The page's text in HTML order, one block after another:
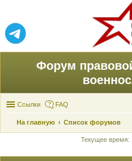
Форум
Ссылки FAQ
На главную
Список форумов
Текущее время: